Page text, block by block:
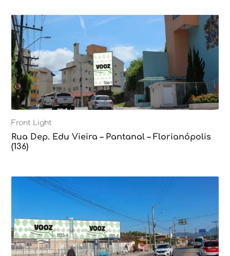
Front Light
Rua Dep. Edu Vieira – Pantanal – Florianópolis
(136)